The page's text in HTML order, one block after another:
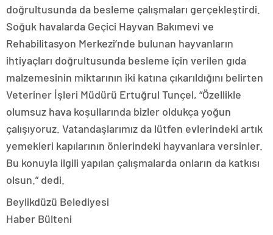
doğrultusunda da besleme çalışmaları gerçekleştirdi.
Soğuk havalarda Geçici Hayvan Bakımevi ve
Rehabilitasyon Merkezi’nde bulunan hayvanların
ihtiyaçları doğrultusunda besleme için verilen gıda
malzemesinin miktarının iki katına çıkarıldığını belirten
Veteriner İşleri Müdürü Ertuğrul Tunçel, “Özellikle
olumsuz hava koşullarında bizler oldukça yoğun
çalışıyoruz. Vatandaşlarımız da lütfen evlerindeki artık
yemekleri kapılarının önlerindeki hayvanlara versinler.
Bu konuyla ilgili yapılan çalışmalarda onların da katkısı
olsun.” dedi.
Beylikdüzü Belediyesi
Haber Bülteni